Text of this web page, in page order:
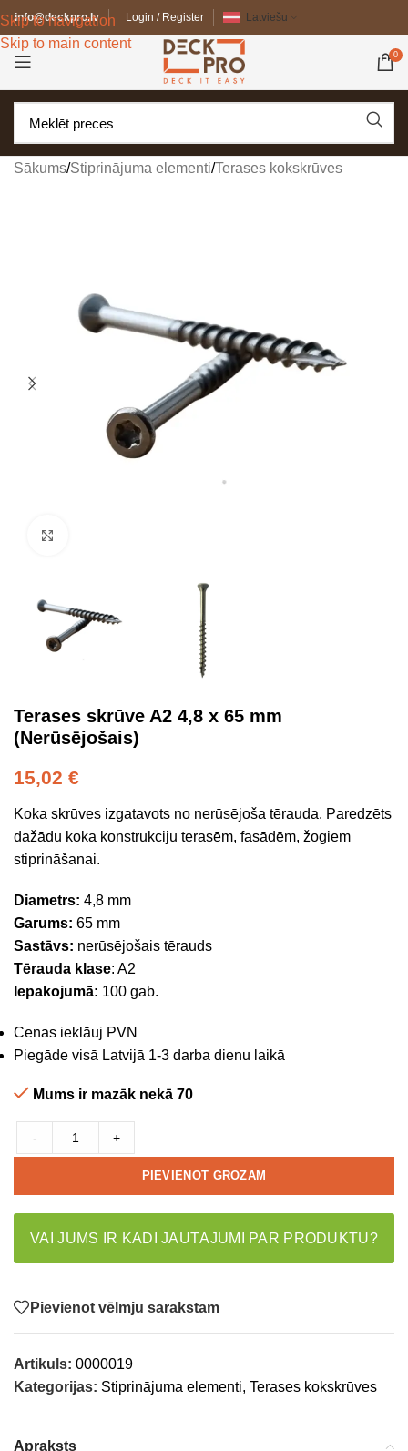
Skip to navigation
Skip to main content
info@deckpro.lv Login / Register Latviešu
0
Sākums/Stiprinājuma elementi/Terases kokskrūves
Terases skrūve A2 4,8 x 65 mm
(Nerūsējošais)
15,02 €
Koka skrūves izgatavots no nerūsējoša tērauda. Paredzēts
dažādu koka konstrukciju terasēm, fasādēm, žogiem
stiprināšanai.
Diametrs: 4,8 mm
Garums: 65 mm
Sastāvs: nerūsējošais tērauds
Tērauda klase: A2
Iepakojumā: 100 gab.
Cenas ieklāuj PVN
Piegāde visā Latvijā 1-3 darba dienu laikā
Mums ir mazāk nekā 70
- +
PIEVIENOT GROZAM
VAI JUMS IR KĀDI JAUTĀJUMI PAR PRODUKTU?
Pievienot vēlmju sarakstam
Artikuls: 0000019
Kategorijas: Stiprinājuma elementi, Terases kokskrūves
Apraksts